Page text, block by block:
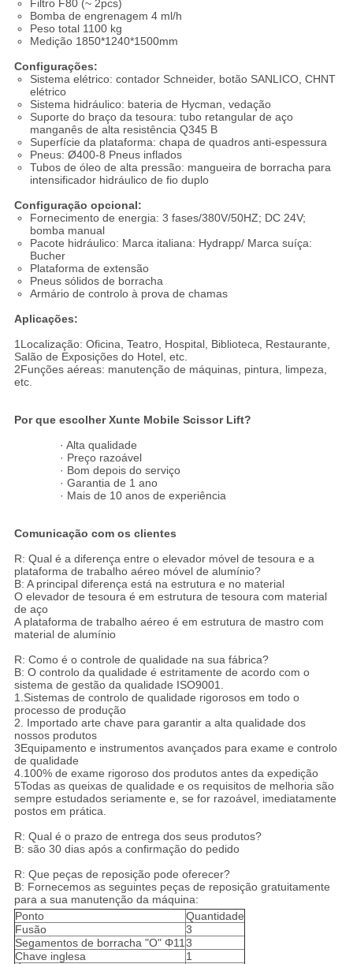
Filtro F80 (~ 2pcs)
Bomba de engrenagem 4 ml/h
Peso total 1100 kg
Medição 1850*1240*1500mm
Configurações:
Sistema elétrico: contador Schneider, botão SANLICO, CHNT
elétrico
Sistema hidráulico: bateria de Hycman, vedação
Suporte do braço da tesoura: tubo retangular de aço
manganês de alta resistência Q345 B
Superfície da plataforma: chapa de quadros anti-espessura
Pneus: Ø400-8 Pneus inflados
Tubos de óleo de alta pressão: mangueira de borracha para
intensificador hidráulico de fio duplo
Configuração opcional:
Fornecimento de energia: 3 fases/380V/50HZ; DC 24V;
bomba manual
Pacote hidráulico: Marca italiana: Hydrapp/ Marca suíça:
Bucher
Plataforma de extensão
Pneus sólidos de borracha
Armário de controlo à prova de chamas
Aplicações:
1Localização: Oficina, Teatro, Hospital, Biblioteca, Restaurante,
Salão de Exposições do Hotel, etc.
2Funções aéreas: manutenção de máquinas, pintura, limpeza,
etc.
Por que escolher Xunte Mobile Scissor Lift?
· Alta qualidade
· Preço razoável
· Bom depois do serviço
· Garantia de 1 ano
· Mais de 10 anos de experiência
Comunicação com os clientes
R: Qual é a diferença entre o elevador móvel de tesoura e a
plataforma de trabalho aéreo móvel de alumínio?
B: A principal diferença está na estrutura e no material
O elevador de tesoura é em estrutura de tesoura com material
de aço
A plataforma de trabalho aéreo é em estrutura de mastro com
material de alumínio
R: Como é o controle de qualidade na sua fábrica?
B: O controlo da qualidade é estritamente de acordo com o
sistema de gestão da qualidade ISO9001.
1.Sistemas de controlo de qualidade rigorosos em todo o
processo de produção
2. Importado arte chave para garantir a alta qualidade dos
nossos produtos
3Equipamento e instrumentos avançados para exame e controlo
de qualidade
4.100% de exame rigoroso dos produtos antes da expedição
5Todas as queixas de qualidade e os requisitos de melhoria são
sempre estudados seriamente e, se for razoável, imediatamente
postos em prática.
R: Qual é o prazo de entrega dos seus produtos?
B: são 30 dias após a confirmação do pedido
R: Que peças de reposição pode oferecer?
B: Fornecemos as seguintes peças de reposição gratuitamente
para a sua manutenção da máquina:
Ponto
Quantidade
Fusão
3
Segamentos de borracha "O" Φ113
Chave inglesa
1